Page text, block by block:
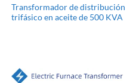
Transformador de distribución
trifásico en aceite de 500 KVA